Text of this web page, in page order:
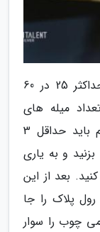
چوبی که انتخاب می کنید، بهتر است حداکثر 25 در 60
میله های
بیشتری را بهره ببرید. ضخامت چوب هم باید حداقل 3
و به یاری
بعد از این
رول پلاک را جا
چوب را سوار